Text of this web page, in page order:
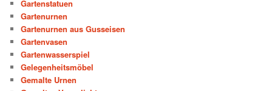
Gartenstatuen
Gartenurnen
Gartenurnen aus Gusseisen
Gartenvasen
Gartenwasserspiel
Gelegenheitsmöbel
Gemalte Urnen